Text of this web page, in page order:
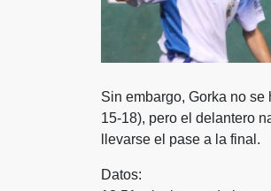
Sin embargo, Gorka no
15-18), pero el delantero
llevarse el pase a la final.
Datos: